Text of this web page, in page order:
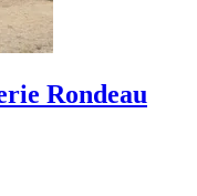
Rondeau